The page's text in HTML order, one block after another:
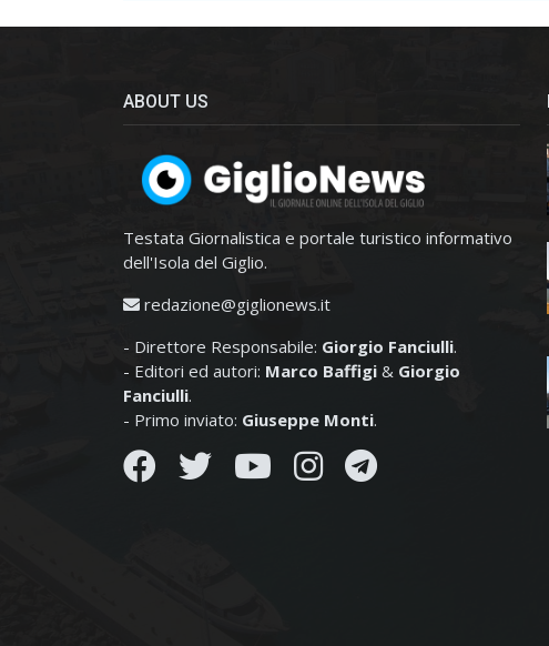
ABOUT US
Testata Giornalistica e portale turistico informativo
dell'Isola del Giglio.
redazione@giglionews.it
- Direttore Responsabile: Giorgio Fanciulli.
- Editori ed autori: Marco Baffigi & Giorgio
Fanciulli.
- Primo inviato: Giuseppe Monti.